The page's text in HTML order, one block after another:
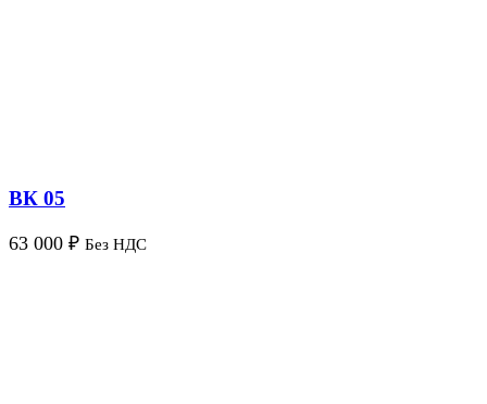
ВК 05
63 000 ₽ Без НДС